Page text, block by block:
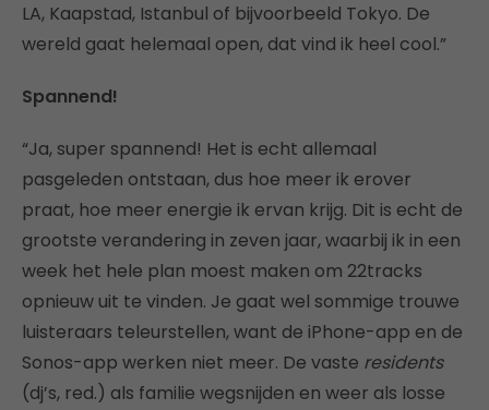
LA, Kaapstad, Istanbul of bijvoorbeeld Tokyo. De
wereld gaat helemaal open, dat vind ik heel cool.”
Spannend!
“Ja, super spannend! Het is echt allemaal
pasgeleden ontstaan, dus hoe meer ik erover
praat, hoe meer energie ik ervan krijg. Dit is echt de
grootste verandering in zeven jaar, waarbij ik in een
week het hele plan moest maken om 22tracks
opnieuw uit te vinden. Je gaat wel sommige trouwe
luisteraars teleurstellen, want de iPhone-app en de
Sonos-app werken niet meer. De vaste residents
(dj’s, red.) als familie wegsnijden en weer als losse